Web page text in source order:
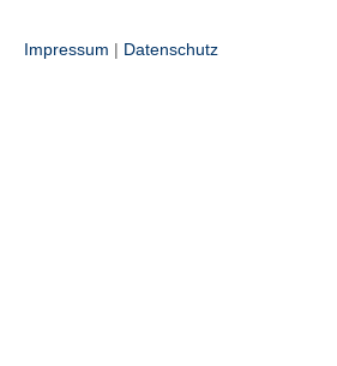
Impressum | Datenschutz